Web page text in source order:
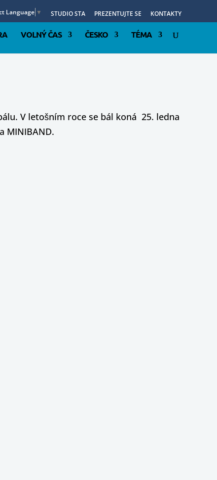
Language ▼ STUDIO STA PREZENTUJTE SE KONTAKTY
VOLNÝ ČAS ČESKO TÉMA
V letošním roce se bál koná 25. ledna
MINIBAND.